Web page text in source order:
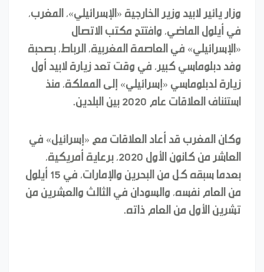
وزار يائير لابيد وزير الخارجية «الإسرائيلي»، المغرب،
في أيلول الماضي، وافتتح مكتب الاتصال
«الإسرائيلي» في العاصمة المغربية، الرباط، بصحبة
وفد دبلوماسي كبير، في وقت تعد زيارة لابيد أول
زيارة لدبلوماسي «إسرائيلي» إلى المملكة، منذ
استئناف العلاقات عام 2020 بين البلدين.
وكان المغرب قد أعاد العلاقات مع «إسرائيل» في
العاشر من كانون الأول 2020، برعاية أمريكية،
بعدما سبقه كل من البحرين والإمارات، في 15 أيلول
من العام نفسه، والسودان في الثالث والعشرين من
تشرين الأول من العام ذاته.